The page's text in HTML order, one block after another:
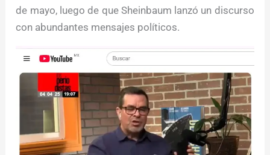
de mayo, luego de que Sheinbaum lanzó un discurso
con abundantes mensajes políticos.